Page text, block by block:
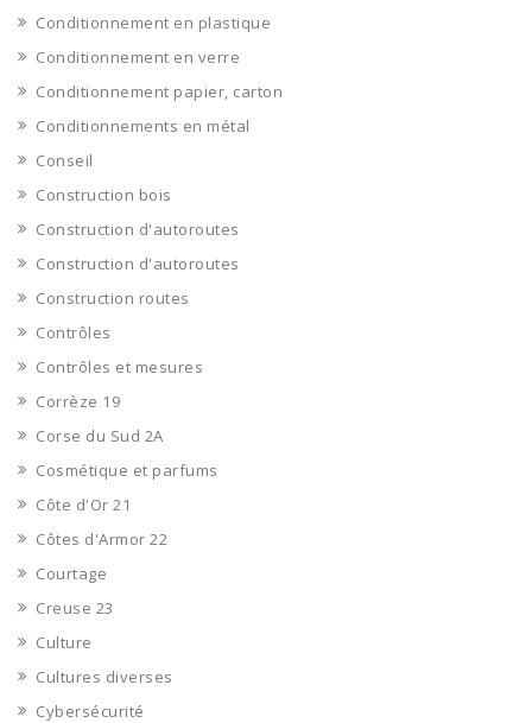
Conditionnement en plastique
Conditionnement en verre
Conditionnement papier, carton
Conditionnements en métal
Conseil
Construction bois
Construction d'autoroutes
Construction d'autoroutes
Construction routes
Contrôles
Contrôles et mesures
Corrèze 19
Corse du Sud 2A
Cosmétique et parfums
Côte d'Or 21
Côtes d'Armor 22
Courtage
Creuse 23
Culture
Cultures diverses
Cybersécurité